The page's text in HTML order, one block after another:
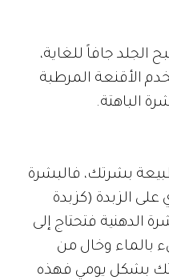
الجلد جافاً للغاية،
الأقنعة المرطبة
الباهتة.
بشرتك، فالبشرة
الزبدة (كزبدة
الدهنية فتحتاج إلى
بالماء وخال من
بشكل يومي فهذه